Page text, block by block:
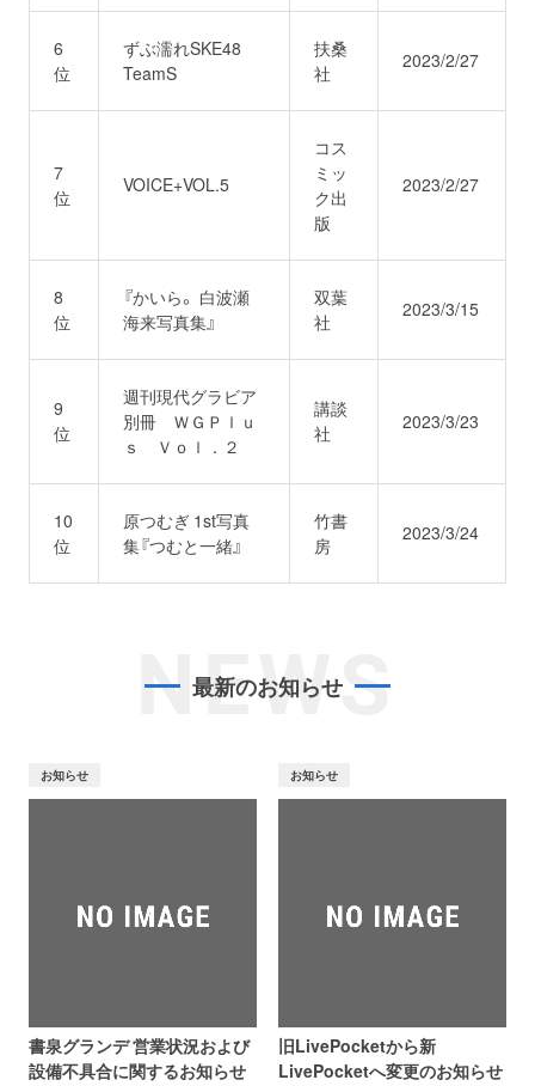
6
位
ずぶ濡れSKE48
TeamS
扶桑
社
2023/2/27
7
位
VOICE+VOL.5
コス
ミッ
ク出
版
2023/2/27
8
位
『かいら。 白波瀬
海来写真集』
双葉
社
2023/3/15
9
位
週刊現代グラビア
別冊 ＷＧＰｌｕ
ｓ Ｖｏｌ．２
講談
社
2023/3/23
10
位
原つむぎ 1st写真
集『つむと一緒』
竹書
房
2023/3/24
NEWS
最新のお知らせ
お知らせ
書泉グランデ 営業状況および
設備不具合に関するお知らせ
お知らせ
旧LivePocketから新
LivePocketへ変更のお知らせ